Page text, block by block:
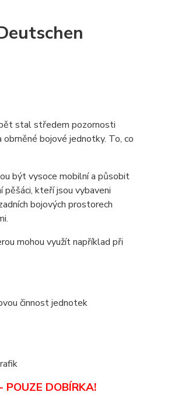
stal středem pozornosti
bojové jednotky. To, co
být vysoce mobilní a působit
kteří jsou vybaveni
bojových prostorech
mohou využít například při
činnost jednotek
POUZE DOBÍRKA!